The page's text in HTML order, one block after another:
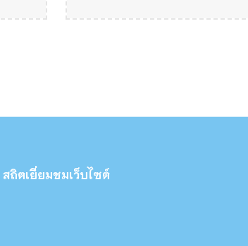
สถิตเยี่ยมชมเว็บไซต์